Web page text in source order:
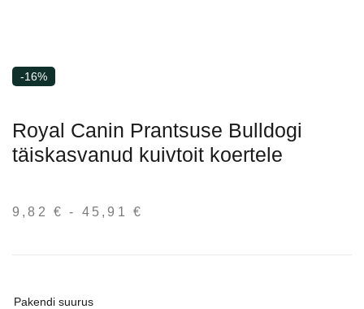
-16%
Royal Canin Prantsuse Bulldogi
täiskasvanud kuivtoit koertele
9,82 € - 45,91€
Pakendi suurus